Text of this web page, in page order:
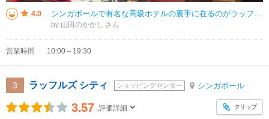
4.0 シンガポールで有名な高級ホテルの裏手に在るのがラッフルズブティックです。ラッフルズホテルのロゴ入りのカヤジャムを友人や知人のお土産にします。今回、コロナ禍以後に久々にシンガポールの旅行したのですが、私のお気に入りのジム・ト
by 山田のかかし
営業時間 10:00～19:30
3 ラッフルズ シティ ショッピングセンター シンガポール
3.57 評価詳細 クリップ